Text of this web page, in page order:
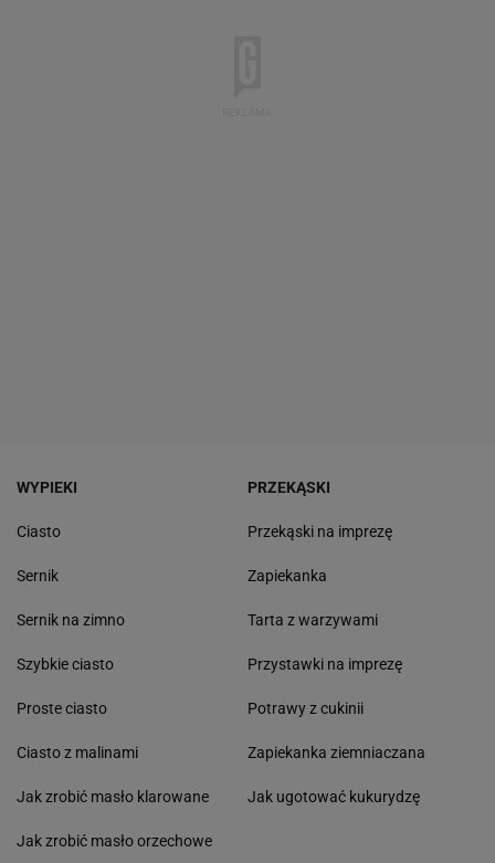
WYPIEKI
Ciasto
Sernik
Sernik na zimno
Szybkie ciasto
Proste ciasto
Ciasto z malinami
Jak zrobić masło klarowane
Jak zrobić masło orzechowe
PRZEKĄSKI
Przekąski na imprezę
Zapiekanka
Tarta z warzywami
Przystawki na imprezę
Potrawy z cukinii
Zapiekanka ziemniaczana
Jak ugotować kukurydzę